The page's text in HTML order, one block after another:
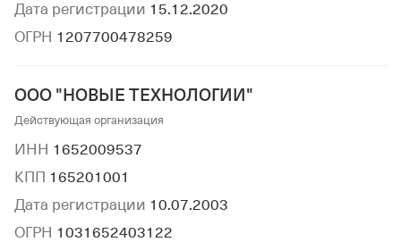
Дата регистрации 15.12.2020
ОГРН 1207700478259
ООО "НОВЫЕ ТЕХНОЛОГИИ"
Действующая организация
ИНН 1652009537
КПП 165201001
Дата регистрации 10.07.2003
ОГРН 1031652403122